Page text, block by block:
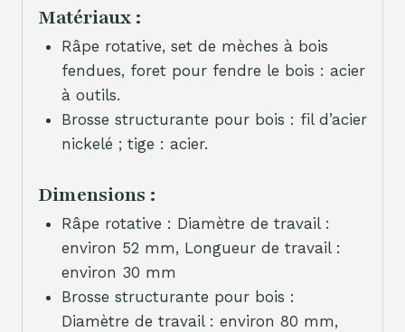
Matériaux :
Râpe rotative, set de mèches à bois
fendues, foret pour fendre le bois : acier
à outils.
Brosse structurante pour bois : fil d’acier
nickelé ; tige : acier.
Dimensions :
Râpe rotative : Diamètre de travail :
environ 52 mm, Longueur de travail :
environ 30 mm
Brosse structurante pour bois :
Diamètre de travail : environ 80 mm,